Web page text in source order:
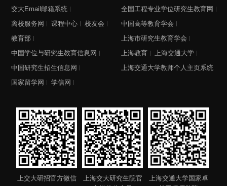
交大Email邮箱系统
离校服务网
课程中心
校友会
教育部
中国学位与研究生教育信息网
中国研究生招生信息网
国家留学网
学信网
全国工程专业学位研究生教育网
中国高等教育学会
上海市研究生教育学会
上海教育
上海交通大学
上海交通大学教师个人主页系统
上交大研招官方微信
上海交大研究生院官
上海交通大学国家卓